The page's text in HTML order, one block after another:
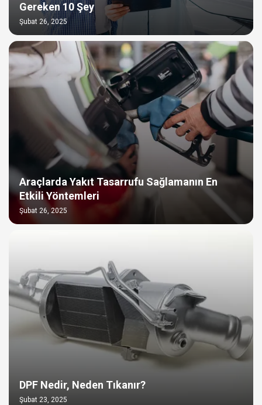
Gereken 10 Şey
Şubat 26, 2025
Araçlarda Yakıt Tasarrufu Sağlamanın En
Etkili Yöntemleri
Şubat 26, 2025
DPF Nedir, Neden Tıkanır?
Şubat 23, 2025